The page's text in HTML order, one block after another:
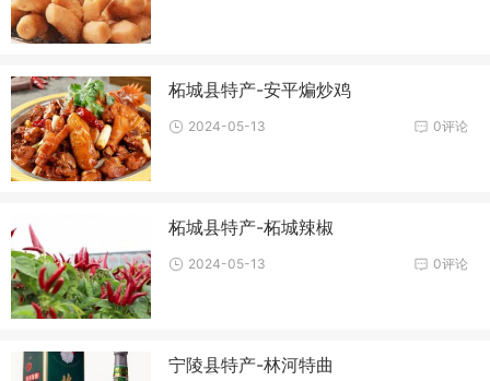
柘城县特产-安平煸炒鸡
0评论
2024-05-13
柘城县特产-柘城辣椒
0评论
2024-05-13
宁陵县特产-林河特曲